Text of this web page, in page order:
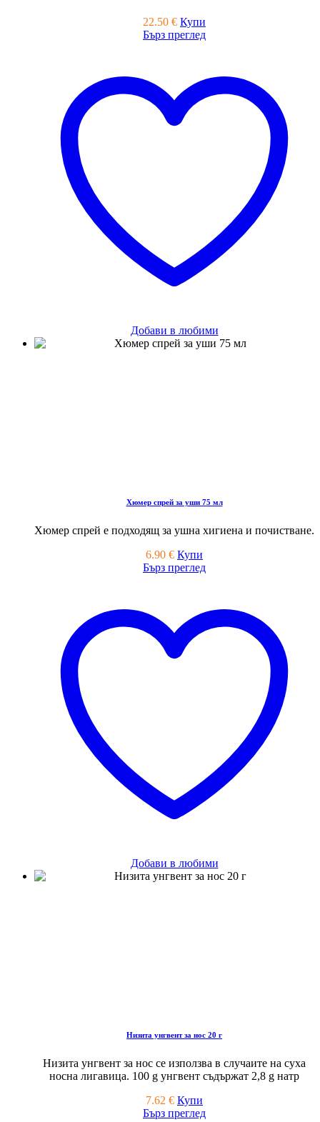
22.50 € Купи
Бърз преглед
Добави в любими
Хюмер спрей за уши 75 мл
Хюмер спрей е подходящ за ушна хигиена и почистване.
6.90 € Купи
Бърз преглед
Добави в любими
Низита унгвент за нос 20 г
Низита унгвент за нос се използва в случаите на суха
носна лигавица. 100 g унгвент съдържат 2,8 g натр
7.62 € Купи
Бърз преглед